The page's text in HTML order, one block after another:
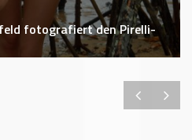
fotografiert den Pirelli-